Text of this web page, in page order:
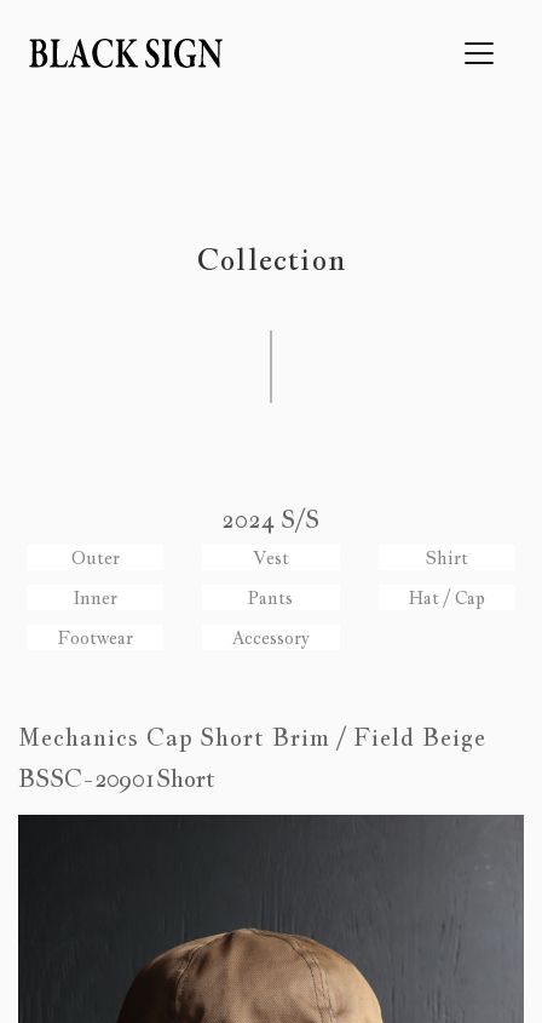
Collection
2024 S/S
Outer Vest
Shirt
Inner
Pants
Hat / Cap
Footwear
Accessory
Mechanics Cap Short Brim / Field Beige
BSSC-20901Short